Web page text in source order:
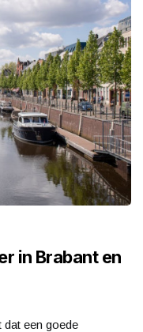
in Brabant en
dat een goede